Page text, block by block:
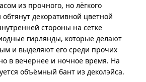
из прочного, но лёгкого
декоративной цветной
стороны на сетке
гирлянды, которые делают
и выделяют его среди прочих
в вечернее и ночное время. На
объёмный бант из деколэйса.